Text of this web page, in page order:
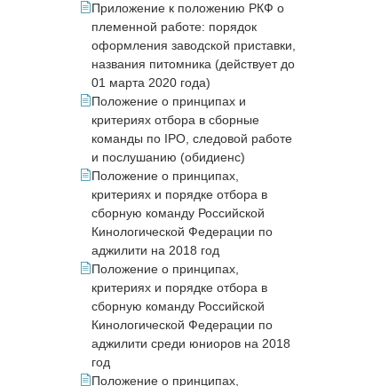
Приложение к положению РКФ о
племенной работе: порядок
оформления заводской приставки,
названия питомника (действует до
01 марта 2020 года)
Положение о принципах и
критериях отбора в сборные
команды по IPO, следовой работе
и послушанию (обидиенс)
Положение о принципах,
критериях и порядке отбора в
сборную команду Российской
Кинологической Федерации по
аджилити на 2018 год
Положение о принципах,
критериях и порядке отбора в
сборную команду Российской
Кинологической Федерации по
аджилити среди юниоров на 2018
год
Положение о принципах,